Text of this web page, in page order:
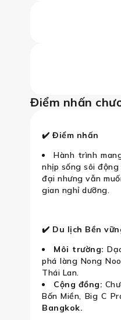
Điểm nhấn
✔️ Điểm nhấn
Hành trình
nhịp sống sôi
đại nhưng vẫn
gian nghỉ dưỡng.
✔️ Du lịch Bền
Môi trường:
phá làng Nong
Thái Lan.
Cộng đồng:
Bốn Miền, Big C
Bangkok.